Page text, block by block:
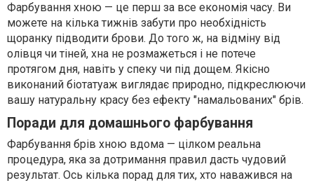
Фарбування хною — це перш за все економія часу. Ви
можете на кілька тижнів забути про необхідність
щоранку підводити брови. До того ж, на відміну від
олівця чи тіней, хна не розмажеться і не потече
протягом дня, навіть у спеку чи під дощем. Якісно
виконаний біотатуаж виглядає природно, підкреслюючи
вашу натуральну красу без ефекту "намальованих" брів.
Поради для домашнього фарбування
Фарбування брів хною вдома — цілком реальна
процедура, яка за дотримання правил дасть чудовий
результат. Ось кілька порад для тих, хто наважився на